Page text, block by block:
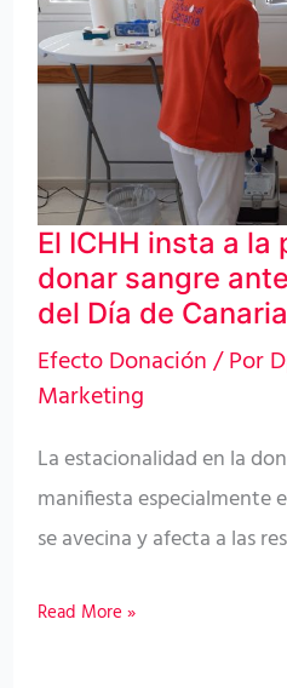
El ICHH insta a la
donar sangre
del Día de
Efecto Donación/ Por
Marketing
La estacionalidad en la
manifiesta especialmente
se avecina y afecta a las
insta
a
la
población
a
donar
sangre
antes
del
puente
del
Día
de
Canarias
Read More »